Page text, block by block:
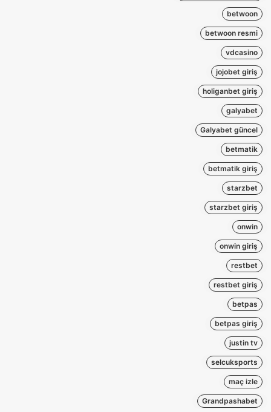
betwoon
betwoon resmi
vdcasino
jojobet giriş
holiganbet giriş
galyabet
Galyabet güncel
betmatik
betmatik giriş
starzbet
starzbet giriş
onwin
onwin giriş
restbet
restbet giriş
betpas
betpas giriş
justin tv
selcuksports
maç izle
Grandpashabet